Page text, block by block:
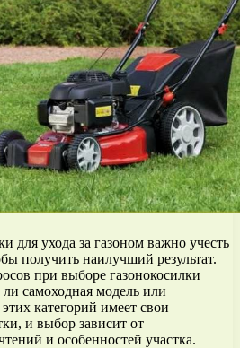
для ухода за газоном важно учесть
получить наилучший результат.
при выборе газонокосилки
самоходная модель или
категорий имеет свои
и выбор зависит от
и особенностей участка.